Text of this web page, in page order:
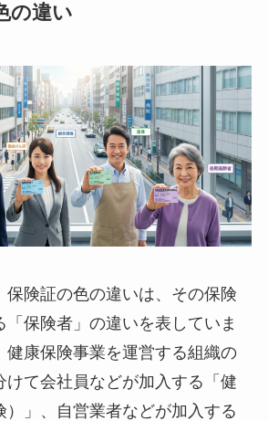
の違い
保険証の色の違いは、その保険
保険者」の違いを表していま
健康保険事業を運営する組織の
けて会社員などが加入する「健
）」、自営業者などが加入する